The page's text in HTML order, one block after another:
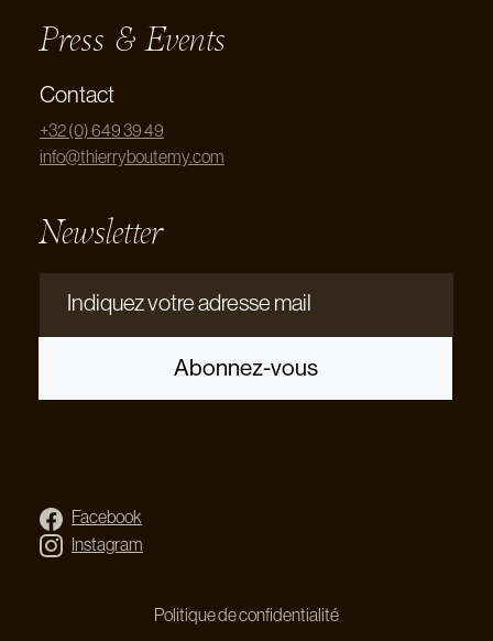
Press & Events
Contact
+32 (0) 649 39 49
info@thierryboutemy.com
Newsletter
Indiquez votre adresse mail
Abonnez-vous
Facebook
Instagram
Politique de confidentialité